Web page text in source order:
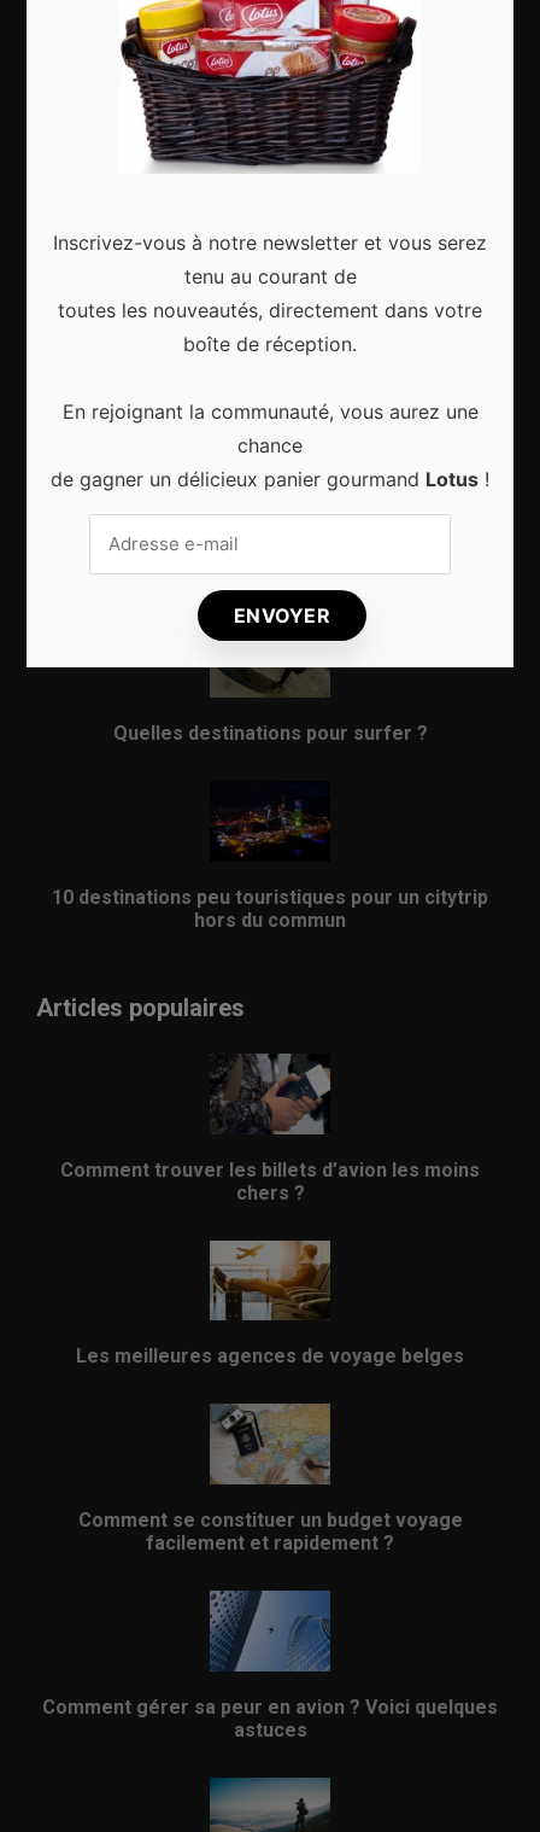
Articles récents
Gagnez le city trip de vos rêves pour Noël 2024
Sport d’hiver, cinq destinations incontournables
8 choses qui vous arrivent en prenant l’avion
Quelles destinations pour surfer ?
10 destinations peu touristiques pour un citytrip
hors du commun
Articles populaires
Comment trouver les billets d’avion les moins
chers ?
Les meilleures agences de voyage belges
Comment se constituer un budget voyage
facilement et rapidement ?
Comment gérer sa peur en avion ? Voici quelques
astuces
Inscrivez-vous à notre newsletter et vous serez
tenu au courant de
toutes les nouveautés, directement dans votre
boîte de réception.
En rejoignant la communauté, vous aurez une
chance
de gagner un délicieux panier gourmand Lotus !